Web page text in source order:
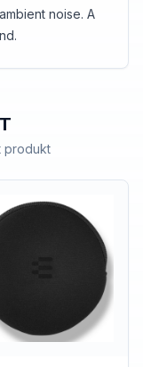
noise. A
produkt